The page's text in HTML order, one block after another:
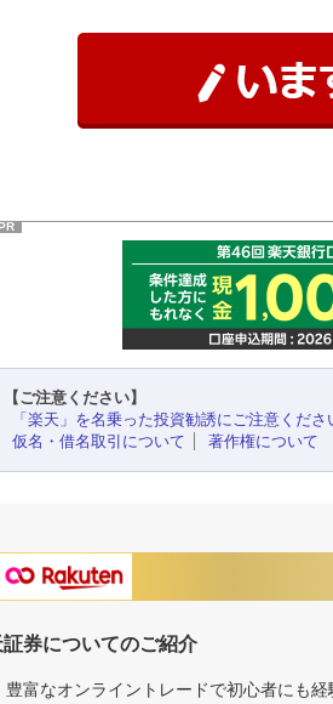
【ご注意ください】
「楽天」を名乗った投資勧誘にご注意くださ
仮名・借名取引について
著作権について
券についてのご紹介
豊富なオンライントレードで初心者にも